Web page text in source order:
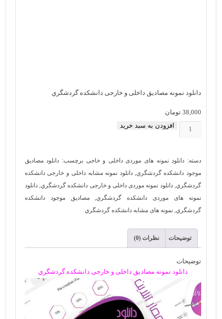
دانلود نمونه مصادیق داخلی و خارجی دانشكده گردشگري
38,000 تومان
دانلود
داخلی
و
خارجی
دانشكده
گردشگري
افزودن به سبد خرید
دسته: دانلود نمونه های موردی داخلی و خاجی برچسب: دانلود مصادیق
موجود دانشكده گردشگري ,دانلود نمونه مشابه داخلی و خارجی دانشكده
گردشگري ,دانلود نمونه موردی داخلی و خارجی دانشكده گردشگري ,دانلود
نمونه های موردی دانشكده گردشگري ,مصادیق موجود دانشكده
گردشگري ,نمونه های مشابه دانشكده گردشگري
توضیحات نظرات (0)
توضیحات
دانلود نمونه مصادیق داخلی و خارجی دانشكده گردشگري